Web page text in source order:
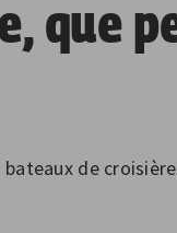
que
de